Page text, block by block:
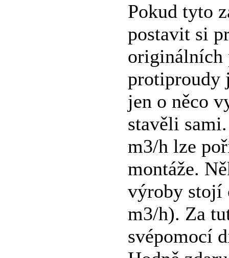
Pokud tyto
postavit si
originálních
protiproudy
jen o něco
stavěli
m3/h lze
montáže.
výroby stojí
m3/h). Za
svépomocí